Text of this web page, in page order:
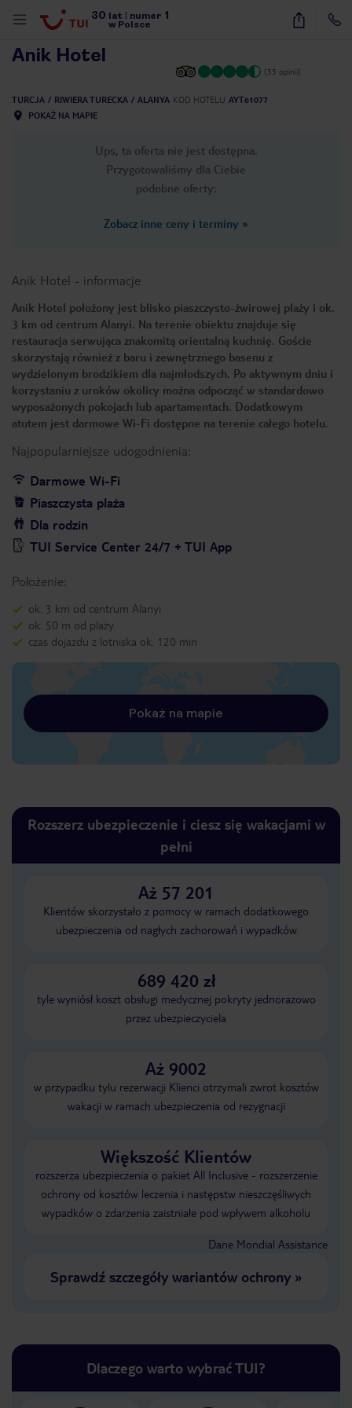
30 lat numer 1
w Polsce
36
Anik Hotel
(55 opinii)
TURCJA RIWIERA TURECKA ALANYA KOD HOTELU AYT61077
POKAŻ NA MAPIE
Ups, ta oferta nie jest dostępna.
Przygotowaliśmy dla Ciebie
podobne oferty:
Zobacz inne ceny i terminy »
Anik Hotel - informacje
Anik Hotel położony jest blisko piaszczysto-żwirowej plaży i ok.
3 km od centrum Alanyi. Na terenie obiektu znajduje się
restauracja serwująca znakomitą orientalną kuchnię. Goście
skorzystają również z baru i zewnętrznego basenu z
wydzielonym brodzikiem dla najmłodszych. Po aktywnym dniu i
korzystaniu z uroków okolicy można odpocząć w standardowo
wyposażonych pokojach lub apartamentach. Dodatkowym
atutem jest darmowe Wi-Fi dostępne na terenie całego hotelu.
Najpopularniejsze udogodnienia:
Darmowe Wi-Fi
Piaszczysta plaża
Dla rodzin
TUI Service Center 24/7 + TUI App
Położenie:
ok. 3 km od centrum Alanyi
ok. 50 m od plaży
czas dojazdu z lotniska ok. 120 min
Pokaż na mapie
Rozszerz ubezpieczenie i ciesz się wakacjami w
pełni
Aż 57 201
Klientów skorzystało z pomocy w ramach dodatkowego
ubezpieczenia od nagłych zachorowań i wypadków
689 420 zł
tyle wyniósł koszt obsługi medycznej pokryty jednorazowo
przez ubezpieczyciela
Aż 9002
w przypadku tylu rezerwacji Klienci otrzymali zwrot kosztów
wakacji w ramach ubezpieczenia od rezygnacji
Większość Klientów
rozszerza ubezpieczenia o pakiet All Inclusive - rozszerzenie
ochrony od kosztów leczenia i następstw nieszczęśliwych
wypadków o zdarzenia zaistniałe pod wpływem alkoholu
Dane Mondial Assistance
Sprawdź szczegóły wariantów ochrony»
Dlaczego warto wybrać TUI?